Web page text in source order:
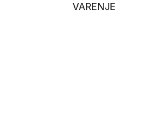
VARENJE